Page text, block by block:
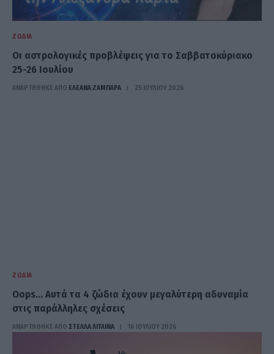
ΖΏΔΙΑ
Oι αστρολογικές προβλέψεις για το Σαββατοκύριακο
25-26 Ιουλίου
ΑΝΑΡΤΗΘΗΚΕ ΑΠΟ ΕΛΕΑΝΑ ΖΑΜΠΑΡΑ 25 ΙΟΥΛΊΟΥ 2026
ΖΏΔΙΑ
Oops… Αυτά τα 4 ζώδια έχουν μεγαλύτερη αδυναμία
στις παράλληλες σχέσεις
ΑΝΑΡΤΗΘΗΚΕ ΑΠΟ ΣΤΈΛΛΑ ΛΊΤΑΙΝΑ 16 ΙΟΥΛΊΟΥ 2026